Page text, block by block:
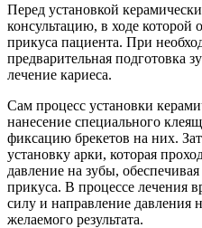
Перед установкой
консультацию, в ходе которой
прикуса пациента. При
предварительная подготовка
лечение кариеса.
Сам процесс установки
нанесение специального
фиксацию брекетов на них.
установку арки, которая
давление на зубы,
прикуса. В процессе лечения
силу и направление давления
желаемого результата.